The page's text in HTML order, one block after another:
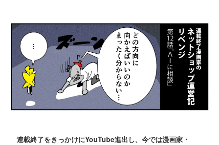
連載終了をきっかけにYouTube進出し、今では漫画家・